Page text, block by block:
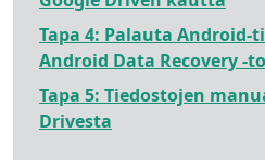
Tapa 4: Palauta
Android Data Recovery -
Tapa 5: Tiedostojen
Drivesta